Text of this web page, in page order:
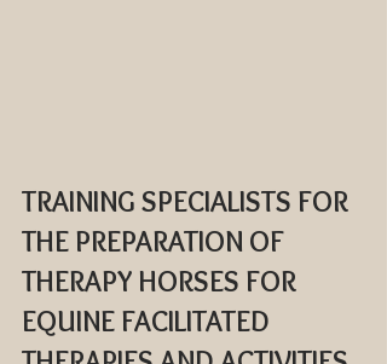
TRAINING SPECIALISTS FOR
THE PREPARATION OF
THERAPY HORSES FOR
EQUINE FACILITATED